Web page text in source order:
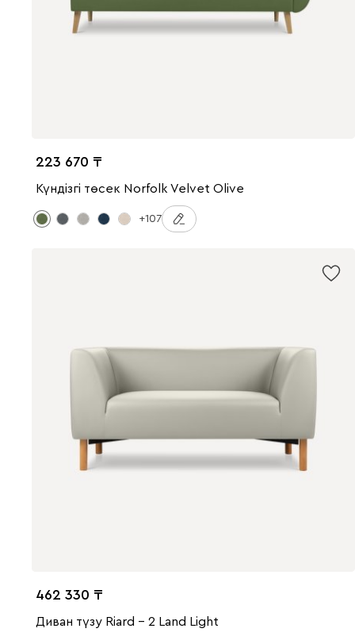
223 670
Күндізгі төсек Norfolk Velvet Olive
+107
462 330
Диван түзу Riard - 2 Land Light